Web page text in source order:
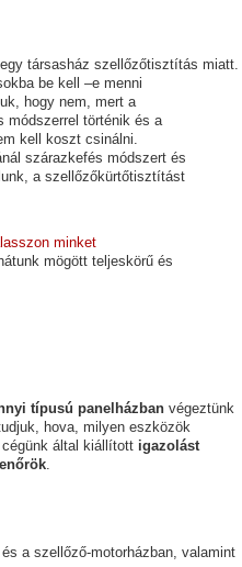
társasház szellőzőtisztítás miatt.
be kell –e menni
hogy nem, mert a
módszerrel történik és a
kell koszt csinálni.
szárazkefés módszert és
a szellőzőkürtőtisztítást
minket
mögött teljeskörű és
típusú panelházban végeztünk
hova, milyen eszközök
által kiállított igazolást
.
a szellőző-motorházban, valamint